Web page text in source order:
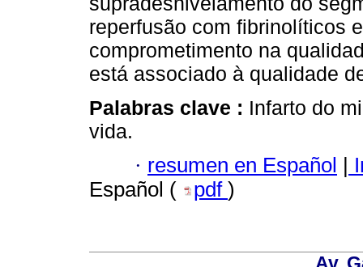
reperfusão com fibrinolíticos
comprometimento na
está associado à qualidade
Palabras clave : Infarto do
vida.
· resumen en Español
Español (
pdf )